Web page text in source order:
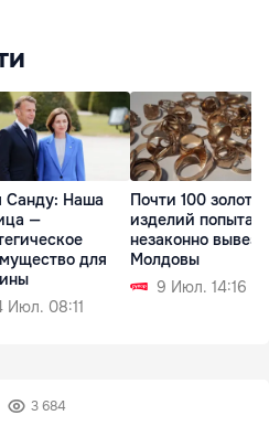
Санду: Наша
—
для
Июл. 08:11
Почти 100
изделий
незаконно
Молдовы
9 Июл. 14:16
3 684